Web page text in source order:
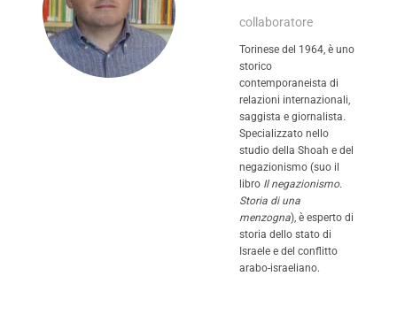
collaboratore
Torinese del 1964, è uno
storico
contemporaneista di
relazioni internazionali,
saggista e giornalista.
Specializzato nello
studio della Shoah e del
negazionismo (suo il
libro Il negazionismo.
Storia di una
menzogna), è esperto di
storia dello stato di
Israele e del conflitto
arabo-israeliano.